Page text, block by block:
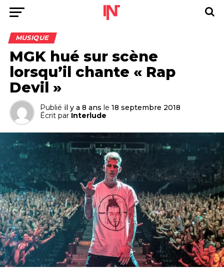
MUSIQUE
MGK hué sur scène
lorsqu’il chante « Rap
Devil »
Publié il y a 8 ans le 18 septembre 2018
Écrit par Interlude